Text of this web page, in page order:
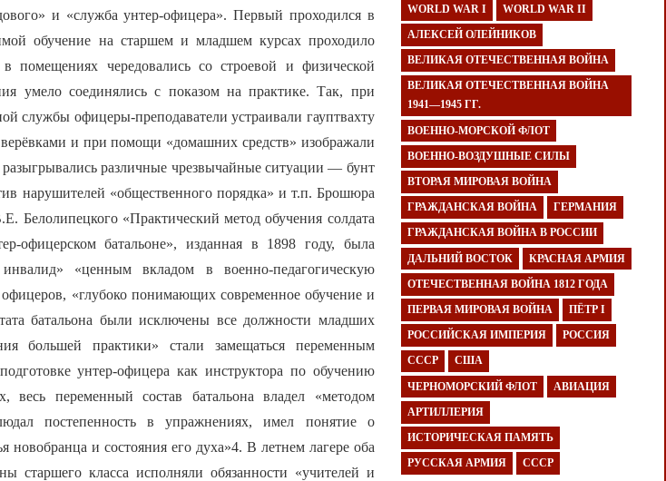
и «служба унтер-офицера». Первый проходился в
обучение на старшем и младшем курсах проходило
помещениях чередовались со строевой и физической
умело соединялись с показом на практике. Так, при
службы офицеры-преподаватели устраивали гауптвахту
и при помощи «домашних средств» изображали
различные чрезвычайные ситуации — бунт
нарушителей «общественного порядка» и т.п. Брошюра
Белолипецкого «Практический метод обучения солдата
офицерском батальоне», изданная в 1898 году, была
«ценным вкладом в военно-педагогическую
«глубоко понимающих современное обучение и
батальона были исключены все должности младших
большей практики» стали замещаться переменным
унтер-офицера как инструктора по обучению
весь переменный состав батальона владел «методом
постепенность в упражнениях, имел понятие о
новобранца и состояния его духа»4. В летнем лагере оба
старшего класса исполняли обязанности «учителей и
WORLD WAR I WORLD WAR II
АЛЕКСЕЙ ОЛЕЙНИКОВ
ВЕЛИКАЯ ОТЕЧЕСТВЕННАЯ ВОЙНА
ВЕЛИКАЯ ОТЕЧЕСТВЕННАЯ ВОЙНА
1941—1945 ГГ.
ВОЕННО-МОРСКОЙ ФЛОТ
ВОЕННО-ВОЗДУШНЫЕ СИЛЫ
ВТОРАЯ МИРОВАЯ ВОЙНА
ГРАЖДАНСКАЯ ВОЙНА ГЕРМАНИЯ
ГРАЖДАНСКАЯ ВОЙНА В РОССИИ
ДАЛЬНИЙ ВОСТОК КРАСНАЯ АРМИЯ
ОТЕЧЕСТВЕННАЯ ВОЙНА 1812 ГОДА
ПЕРВАЯ МИРОВАЯ ВОЙНА ПЁТР I
РОССИЙСКАЯ ИМПЕРИЯ РОССИЯ
СССР США
ЧЕРНОМОРСКИЙ ФЛОТ АВИАЦИЯ
АРТИЛЛЕРИЯ
ИСТОРИЧЕСКАЯ ПАМЯТЬ
РУССКАЯ АРМИЯ СССР